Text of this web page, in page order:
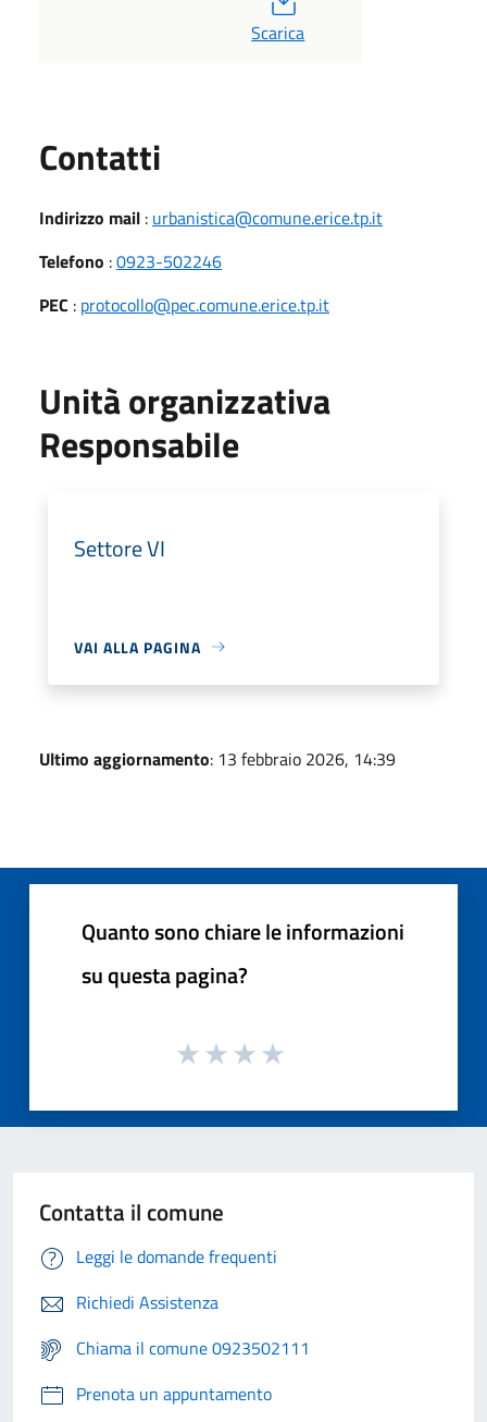
Scarica
Contatti
Indirizzo mail : urbanistica@comune.erice.tp.it
Telefono :0923-502246
PEC : protocollo@pec.comune.erice.tp.it
Unità organizzativa
Responsabile
Settore VI
VAI ALLA PAGINA
Ultimo aggiornamento: 13 febbraio 2026, 14:39
Quanto sono chiare le informazioni
su questa pagina?
Contatta il comune
Leggi le domande frequenti
Richiedi Assistenza
Chiama il comune 0923502111
Prenota un appuntamento